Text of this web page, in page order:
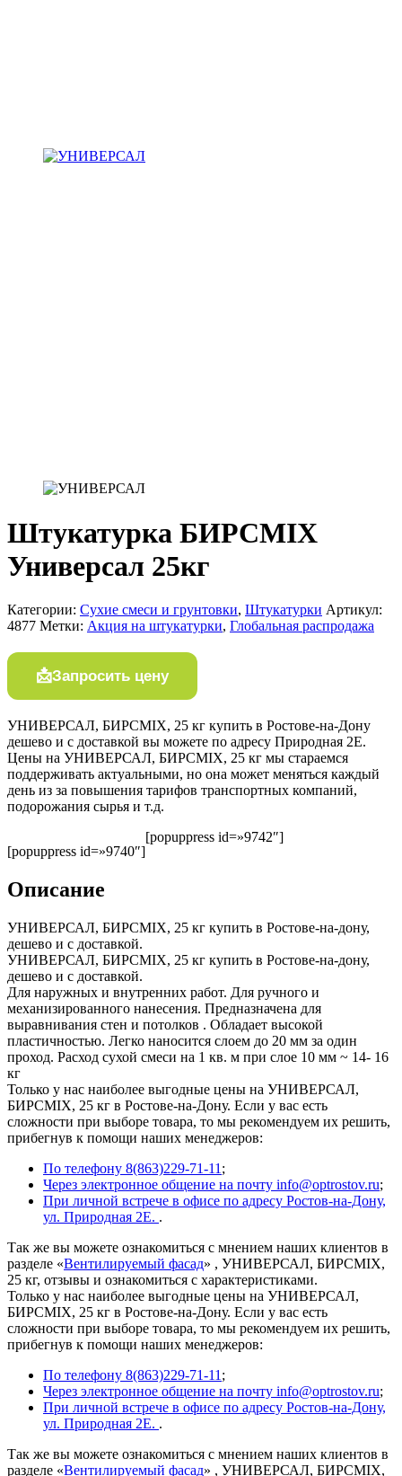
Штукатурка БИРСMIX
Универсал 25кг
Категории: Сухие смеси и грунтовки, Штукатурки Артикул:
4877 Метки: Акция на штукатурки, Глобальная распродажа
Запросить цену
УНИВЕРСАЛ, БИРСMIX, 25 кг купить в Ростове-на-Дону
дешево и с доставкой вы можете по адресу Природная 2Е.
Цены на УНИВЕРСАЛ, БИРСMIX, 25 кг мы стараемся
поддерживать актуальными, но она может меняться каждый
день из за повышения тарифов транспортных компаний,
подорожания сырья и т.д.
[popuppress id=»9740″]
[popuppress id=»9742″]
Описание
УНИВЕРСАЛ, БИРСMIX, 25 кг купить в Ростове-на-дону,
дешево и с доставкой.
УНИВЕРСАЛ, БИРСMIX, 25 кг купить в Ростове-на-дону,
дешево и с доставкой.
Для наружных и внутренних работ. Для ручного и
механизированного нанесения. Предназначена для
выравнивания стен и потолков . Обладает высокой
пластичностью. Легко наносится слоем до 20 мм за один
проход. Расход сухой смеси на 1 кв. м при слое 10 мм ~ 14- 16
кг
Только у нас наиболее выгодные цены на УНИВЕРСАЛ,
БИРСMIX, 25 кг в Ростове-на-Дону. Если у вас есть
сложности при выборе товара, то мы рекомендуем их решить,
прибегнув к помощи наших менеджеров:
По телефону 8(863)229-71-11 ;
Через электронное общение на почту info@optrostov.ru;
При личной встрече в офисе по адресу Ростов-на-Дону,
ул. Природная 2Е. .
Так же вы можете ознакомиться с мнением наших клиентов в
разделе «Вентилируемый фасад» , УНИВЕРСАЛ, БИРСMIX,
25 кг, отзывы и ознакомиться с характеристиками.
Только у нас наиболее выгодные цены на УНИВЕРСАЛ,
БИРСMIX, 25 кг в Ростове-на-Дону. Если у вас есть
сложности при выборе товара, то мы рекомендуем их решить,
прибегнув к помощи наших менеджеров:
По телефону 8(863)229-71-11 ;
Через электронное общение на почту info@optrostov.ru;
При личной встрече в офисе по адресу Ростов-на-Дону,
ул. Природная 2Е. .
Так же вы можете ознакомиться с мнением наших клиентов в
разделе «Вентилируемый фасад» , УНИВЕРСАЛ, БИРСMIX,